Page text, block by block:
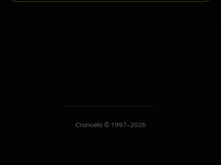
Cronoelo © 1997–2026